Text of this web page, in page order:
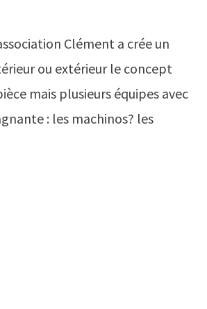
Clément a crée un
ou extérieur le concept
mais plusieurs équipes avec
: les machinos? les